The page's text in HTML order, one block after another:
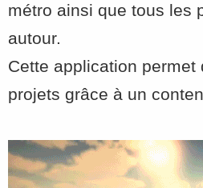
métro ainsi que tous les
autour.
Cette application permet
projets grâce à un